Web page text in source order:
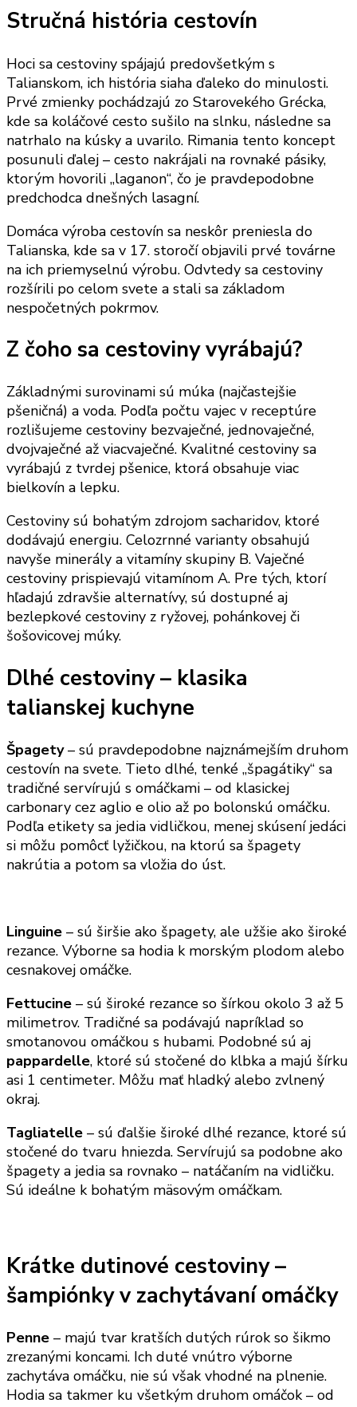
Stručná história cestovín
Hoci sa cestoviny spájajú predovšetkým s
Talianskom, ich história siaha ďaleko do minulosti.
Prvé zmienky pochádzajú zo Starovekého Grécka,
kde sa koláčové cesto sušilo na slnku, následne sa
natrhalo na kúsky a uvarilo. Rimania tento koncept
posunuli ďalej – cesto nakrájali na rovnaké pásiky,
ktorým hovorili „laganon“, čo je pravdepodobne
predchodca dnešných lasagní.
Domáca výroba cestovín sa neskôr preniesla do
Talianska, kde sa v 17. storočí objavili prvé továrne
na ich priemyselnú výrobu. Odvtedy sa cestoviny
rozšírili po celom svete a stali sa základom
nespočetných pokrmov.
Z čoho sa cestoviny vyrábajú?
Základnými surovinami sú múka (najčastejšie
pšeničná) a voda. Podľa počtu vajec v receptúre
rozlišujeme cestoviny bezvaječné, jednovaječné,
dvojvaječné až viacvaječné. Kvalitné cestoviny sa
vyrábajú z tvrdej pšenice, ktorá obsahuje viac
bielkovín a lepku.
Cestoviny sú bohatým zdrojom sacharidov, ktoré
dodávajú energiu. Celozrnné varianty obsahujú
navyše minerály a vitamíny skupiny B. Vaječné
cestoviny prispievajú vitamínom A. Pre tých, ktorí
hľadajú zdravšie alternatívy, sú dostupné aj
bezlepkové cestoviny z ryžovej, pohánkovej či
šošovicovej múky.
Dlhé cestoviny – klasika
talianskej kuchyne
Špagety– sú pravdepodobne najznámejším druhom
cestovín na svete. Tieto dlhé, tenké „špagátiky“ sa
tradičné servírujú s omáčkami – od klasickej
carbonary cez aglio e olio až po bolonskú omáčku.
Podľa etikety sa jedia vidličkou, menej skúsení jedáci
si môžu pomôcť lyžičkou, na ktorú sa špagety
nakrútia a potom sa vložia do úst.
Linguine – sú širšie ako špagety, ale užšie ako široké
rezance. Výborne sa hodia k morským plodom alebo
cesnakovej omáčke.
Fettucine – sú široké rezance so šírkou okolo 3 až 5
milimetrov. Tradičné sa podávajú napríklad so
smotanovou omáčkou s hubami. Podobné sú aj
pappardelle, ktoré sú stočené do klbka a majú šírku
asi 1 centimeter. Môžu mať hladký alebo zvlnený
okraj.
Tagliatelle – sú ďalšie široké dlhé rezance, ktoré sú
stočené do tvaru hniezda. Servírujú sa podobne ako
špagety a jedia sa rovnako – natáčaním na vidličku.
Sú ideálne k bohatým mäsovým omáčkam.
Krátke dutinové cestoviny –
šampiónky v zachytávaní omáčky
Penne – majú tvar kratších dutých rúrok so šikmo
zrezanými koncami. Ich duté vnútro výborne
zachytáva omáčku, nie sú však vhodné na plnenie.
Hodia sa takmer ku všetkým druhom omáčok – od